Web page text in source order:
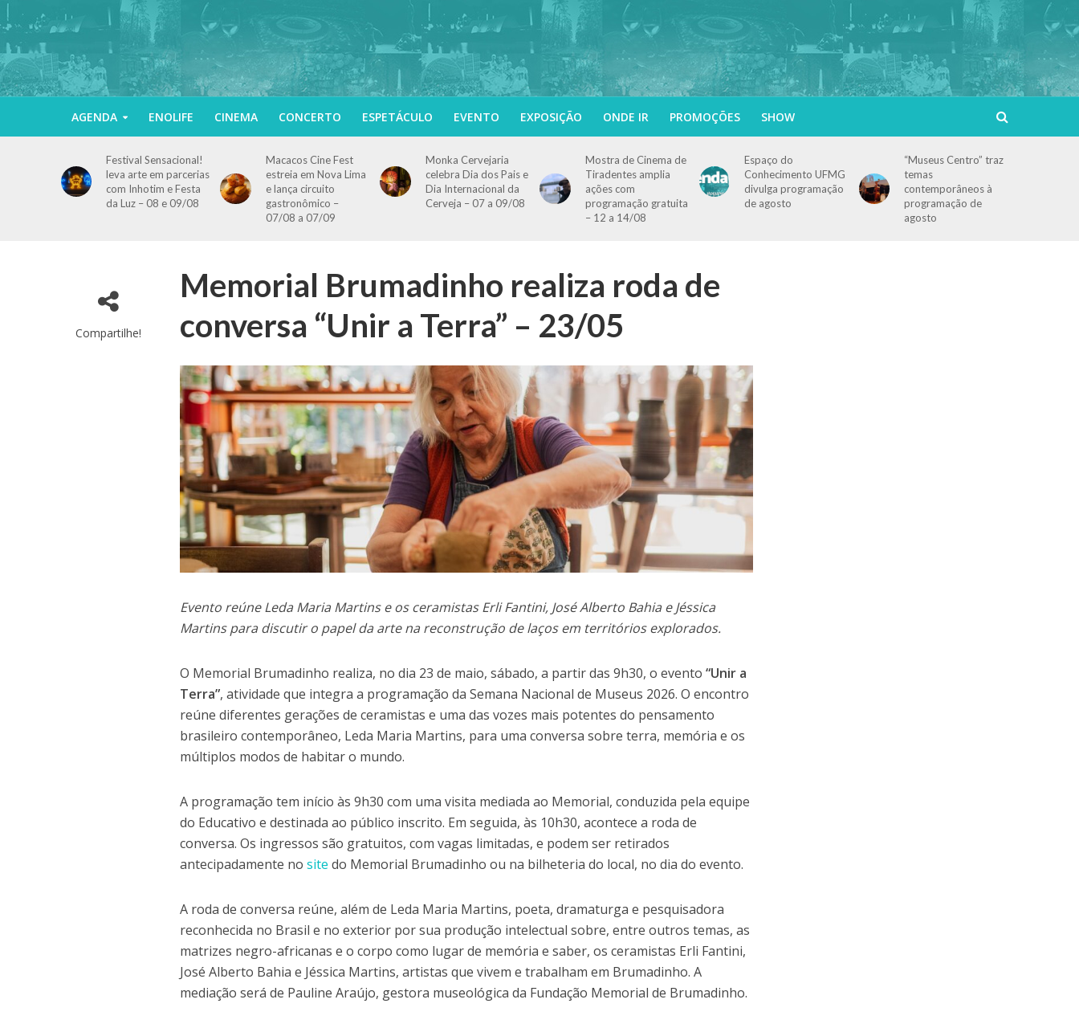
AGENDA ENOLIFE CINEMA CONCERTO ESPETÁCULO EVENTO EXPOSIÇÃO ONDE IR PROMOÇÕES SHOW
Festival Sensacional!
leva arte em parcerias
com Inhotim e Festa
da Luz – 08 e 09/08
Macacos Cine Fest
estreia em Nova Lima
e lança circuito
gastronômico –
07/08 a 07/09
Monka Cervejaria
celebra Dia dos Pais e
Dia Internacional da
Cerveja – 07 a 09/08
Mostra de Cinema de
Tiradentes amplia
ações com
programação gratuita
– 12 a 14/08
Espaço do
Conhecimento UFMG
divulga programação
de agosto
“Museus Centro” traz
temas
contemporâneos à
programação de
agosto
Compartilhe!
Memorial Brumadinho realiza roda de
conversa “Unir a Terra” – 23/05
Evento reúne Leda Maria Martins e os ceramistas Erli Fantini, José Alberto Bahia e Jéssica
Martins para discutir o papel da arte na reconstrução de laços em territórios explorados.
O Memorial Brumadinho realiza, no dia 23 de maio, sábado, a partir das 9h30, o evento“Unir a
Terra”, atividade que integra a programação da Semana Nacional de Museus 2026. O encontro
reúne diferentes gerações de ceramistas e uma das vozes mais potentes do pensamento
brasileiro contemporâneo, Leda Maria Martins, para uma conversa sobre terra, memória e os
múltiplos modos de habitar o mundo.
A programação tem início às 9h30 com uma visita mediada ao Memorial, conduzida pela equipe
do Educativo e destinada ao público inscrito. Em seguida, às 10h30, acontece a roda de
conversa. Os ingressos são gratuitos, com vagas limitadas, e podem ser retirados
antecipadamente nosite do Memorial Brumadinho ou na bilheteria do local, no dia do evento.
A roda de conversa reúne, além de Leda Maria Martins, poeta, dramaturga e pesquisadora
reconhecida no Brasil e no exterior por sua produção intelectual sobre, entre outros temas, as
matrizes negro-africanas e o corpo como lugar de memória e saber, os ceramistas Erli Fantini,
José Alberto Bahia e Jéssica Martins, artistas que vivem e trabalham em Brumadinho. A
mediação será de Pauline Araújo, gestora museológica da Fundação Memorial de Brumadinho.